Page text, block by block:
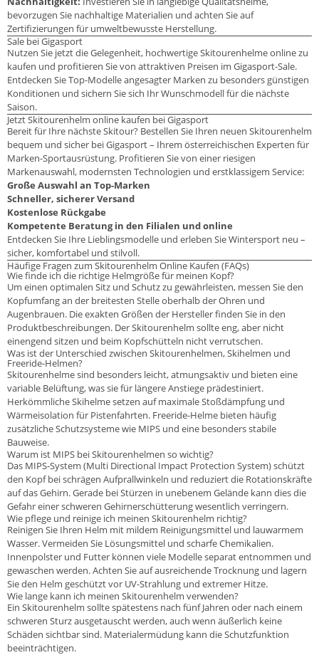
bevorzugen Sie nachhaltige Materialien und achten Sie auf
Zertifizierungen für umweltbewusste Herstellung.
Sale bei Gigasport
Nutzen Sie jetzt die Gelegenheit, hochwertige Skitourenhelme online zu
kaufen und profitieren Sie von attraktiven Preisen im Gigasport-Sale.
Entdecken Sie Top-Modelle angesagter Marken zu besonders günstigen
Konditionen und sichern Sie sich Ihr Wunschmodell für die nächste
Saison.
Jetzt Skitourenhelm online kaufen bei Gigasport
Bereit für Ihre nächste Skitour? Bestellen Sie Ihren neuen Skitourenhelm
bequem und sicher bei Gigasport – Ihrem österreichischen Experten für
Marken-Sportausrüstung. Profitieren Sie von einer riesigen
Markenauswahl, modernsten Technologien und erstklassigem Service:
Große Auswahl an Top-Marken
Schneller, sicherer Versand
Kostenlose Rückgabe
Kompetente Beratung in den Filialen und online
Entdecken Sie Ihre Lieblingsmodelle und erleben Sie Wintersport neu –
sicher, komfortabel und stilvoll.
Häufige Fragen zum Skitourenhelm Online Kaufen (FAQs)
Wie finde ich die richtige Helmgröße für meinen Kopf?
Um einen optimalen Sitz und Schutz zu gewährleisten, messen Sie den
Kopfumfang an der breitesten Stelle oberhalb der Ohren und
Augenbrauen. Die exakten Größen der Hersteller finden Sie in den
Produktbeschreibungen. Der Skitourenhelm sollte eng, aber nicht
einengend sitzen und beim Kopfschütteln nicht verrutschen.
Was ist der Unterschied zwischen Skitourenhelmen, Skihelmen und
Freeride-Helmen?
Skitourenhelme sind besonders leicht, atmungsaktiv und bieten eine
variable Belüftung, was sie für längere Anstiege prädestiniert.
Herkömmliche Skihelme setzen auf maximale Stoßdämpfung und
Wärmeisolation für Pistenfahrten. Freeride-Helme bieten häufig
zusätzliche Schutzsysteme wie MIPS und eine besonders stabile
Bauweise.
Warum ist MIPS bei Skitourenhelmen so wichtig?
Das MIPS-System (Multi Directional Impact Protection System) schützt
den Kopf bei schrägen Aufprallwinkeln und reduziert die Rotationskräfte
auf das Gehirn. Gerade bei Stürzen in unebenem Gelände kann dies die
Gefahr einer schweren Gehirnerschütterung wesentlich verringern.
Wie pflege und reinige ich meinen Skitourenhelm richtig?
Reinigen Sie Ihren Helm mit mildem Reinigungsmittel und lauwarmem
Wasser. Vermeiden Sie Lösungsmittel und scharfe Chemikalien.
Innenpolster und Futter können viele Modelle separat entnommen und
gewaschen werden. Achten Sie auf ausreichende Trocknung und lagern
Sie den Helm geschützt vor UV-Strahlung und extremer Hitze.
Wie lange kann ich meinen Skitourenhelm verwenden?
Ein Skitourenhelm sollte spätestens nach fünf Jahren oder nach einem
schweren Sturz ausgetauscht werden, auch wenn äußerlich keine
Schäden sichtbar sind. Materialermüdung kann die Schutzfunktion
beeinträchtigen.